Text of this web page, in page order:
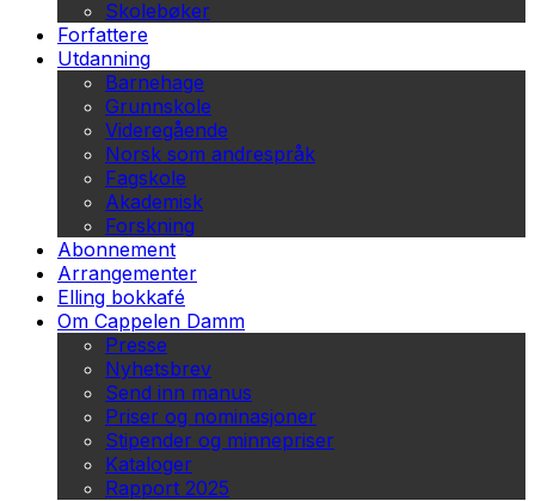
Skolebøker
Forfattere
Utdanning
Barnehage
Grunnskole
Videregående
Norsk som andrespråk
Fagskole
Akademisk
Forskning
Abonnement
Arrangementer
Elling bokkafé
Om Cappelen Damm
Presse
Nyhetsbrev
Send inn manus
Priser og nominasjoner
Stipender og minnepriser
Kataloger
Rapport 2025